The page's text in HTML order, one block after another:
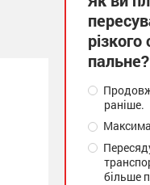
різкого
пальне?
раніше.
більше